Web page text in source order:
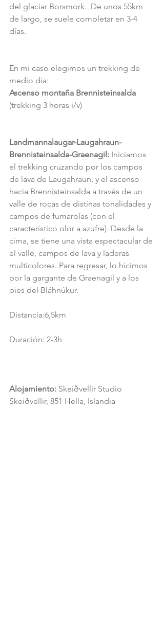
del glaciar Borsmork.  De unos 55km
de largo, se suele completar en 3-4
días.
En mi caso elegimos un trekking de
medio día:
Ascenso montaña Brennisteinsalda
(trekking 3 horas i/v)
Landmannalaugar-Laugahraun-
Brennisteinsalda-Graenagil: Iniciamos
el trekking cruzando por los campos
de lava de Laugahraun, y el ascenso
hacia Brennisteinsalda a través de un
valle de rocas de distinas tonalidades y
campos de fumarolas (con el
característico olor a azufre). Desde la
cima, se tiene una vista espectacular de
el valle, campos de lava y laderas
multicolores. Para regresar, lo hicimos
por la gargante de Graenagil y a los
pies del Bláhnúkur.
Distancia:6,5km
Duración: 2-3h
Alojamiento: Skeiðvellir Studio
Skeiðvellir, 851 Hella, Islandia